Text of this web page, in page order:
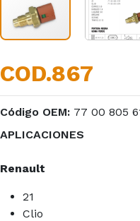
COD.867
Código OEM: 77 00 805
APLICACIONES
Renault
21
Clio